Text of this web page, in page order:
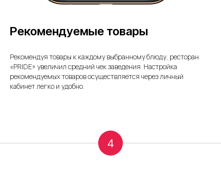
Рекомендуемые товары
Рекомендуя товары к каждому выбранному блюду, ресторан
«PRIDE» увеличил средний чек заведения. Настройка
рекомендуемых товаров осуществляется через личный
кабинет легко и удобно.
4